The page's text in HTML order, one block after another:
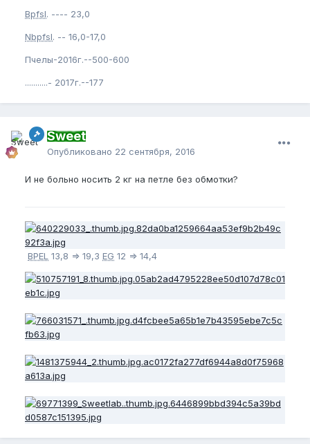
Bpfsl. ---- 23,0
Nbpfsl. -- 16,0-17,0
Пчелы-2016г.--500-600
...........- 2017г.--177
Sweet
Опубликовано 22 сентября, 2016
И не больно носить 2 кг на петле без обмотки?
BPEL 13,8 => 19,3 EG 12 => 14,4